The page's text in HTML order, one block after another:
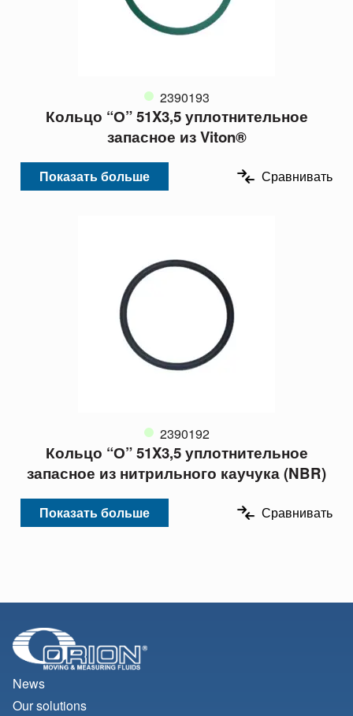
2390193
Кольцо “О” 51X3,5 уплотнительное
запасное из Viton®
Показать больше Сравнивать
2390192
Кольцо “О” 51X3,5 уплотнительное
запасное из нитрильного каучука (NBR)
Показать больше Сравнивать
News
Our solutions